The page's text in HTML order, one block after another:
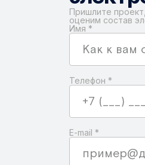
Пришлите
оценим состав
Имя *
Телефон *
E-mail *